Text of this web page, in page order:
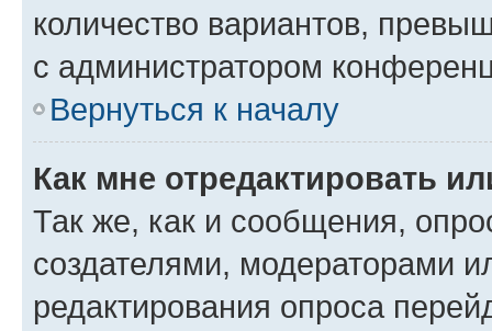
количество вариантов,
с администратором
Вернуться к началу
Как мне отредактировать
Так же, как и сообщения,
создателями, модераторами
редактирования опроса